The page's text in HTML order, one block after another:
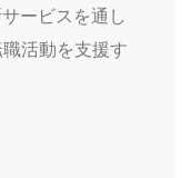
ービスを通し
活動を支援す